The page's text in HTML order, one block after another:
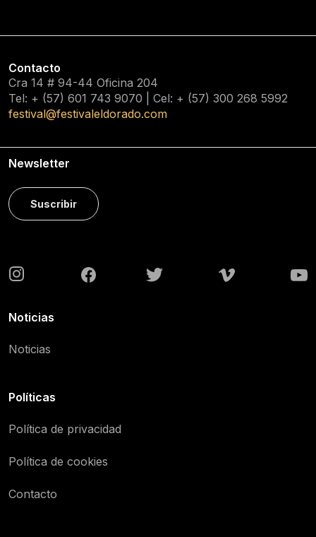
Contacto
Cra 14 # 94-44 Oficina 204
Tel: + (57) 601 743 9070 | Cel: + (57) 300 268 5992
festival@festivaleldorado.com
Newsletter
Suscribir
Noticias
Noticias
Políticas
Política de privacidad
Política de cookies
Contacto